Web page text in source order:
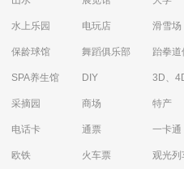
水上乐园 电玩店 滑雪场
保龄球馆 舞蹈俱乐部 跆拳道
SPA养生馆 DIY
采摘园 商场 特产
电话卡 通票 一卡通
欧铁 火车票 观光列